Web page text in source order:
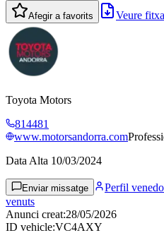
Afegir a favorits Veure
Toyota Motors
814481
www.motorsandorra.com
Data Alta 10/03/2024
Enviar missatge Perfil
venuts
Anunci creat:28/05/2026
ID vehicle:VC4AXY